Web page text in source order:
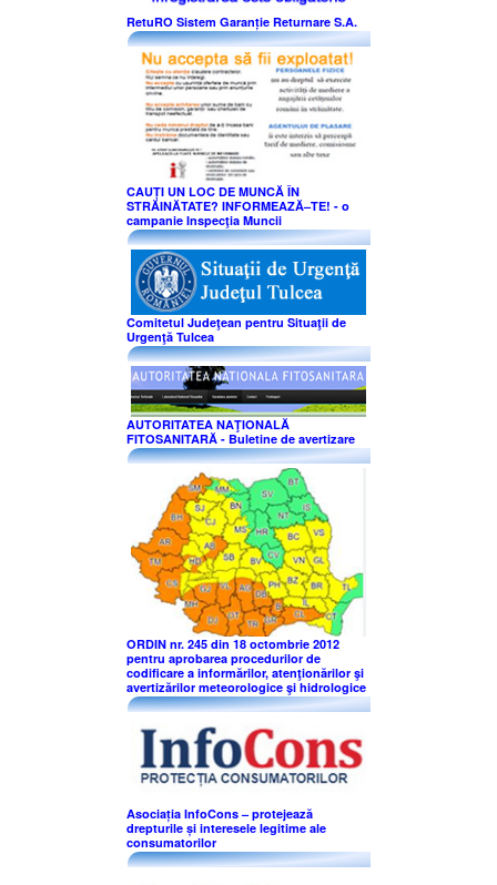
RetuRO Sistem Garanție Returnare S.A.
CAUȚI UN LOC DE MUNCĂ ÎN
STRĂINĂTATE? INFORMEAZĂ–TE! - o
campanie Inspecţia Muncii
Comitetul Judeţean pentru Situaţii de
Urgenţă Tulcea
AUTORITATEA NAŢIONALĂ
FITOSANITARĂ - Buletine de avertizare
ORDIN nr. 245 din 18 octombrie 2012
pentru aprobarea procedurilor de
codificare a informărilor, atenţionărilor şi
avertizărilor meteorologice şi hidrologice
Asociația InfoCons – protejează
drepturile și interesele legitime ale
consumatorilor